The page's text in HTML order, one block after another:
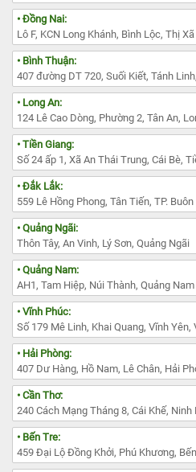
• Đồng Nai:
Lô F, KCN Long Khánh, Bình Lộc, Thị
• Bình Thuận:
407 đường DT 720, Suối Kiết, Tánh
• Long An:
124 Lê Cao Dòng, Phường 2, Tân An,
• Tiền Giang:
Số 24 ấp 1, Xã An Thái Trung, Cái Bè,
• Đắk Lắk:
559 Lê Hồng Phong, Tân Tiến, TP.
• Quảng Ngãi:
Thôn Tây, An Vinh, Lý Sơn, Quảng Ngãi
• Quảng Nam:
AH1, Tam Hiệp, Núi Thành, Quảng Nam
• Vĩnh Phúc:
Số 179 Mê Linh, Khai Quang, Vĩnh Yên,
• Hải Phòng:
407 Dư Hàng, Hồ Nam, Lê Chân, Hải
• Cần Thơ:
240 Cách Mạng Tháng 8, Cái Khế, Ninh
• Bến Tre:
459 Đại Lộ Đồng Khởi, Phú Khương,